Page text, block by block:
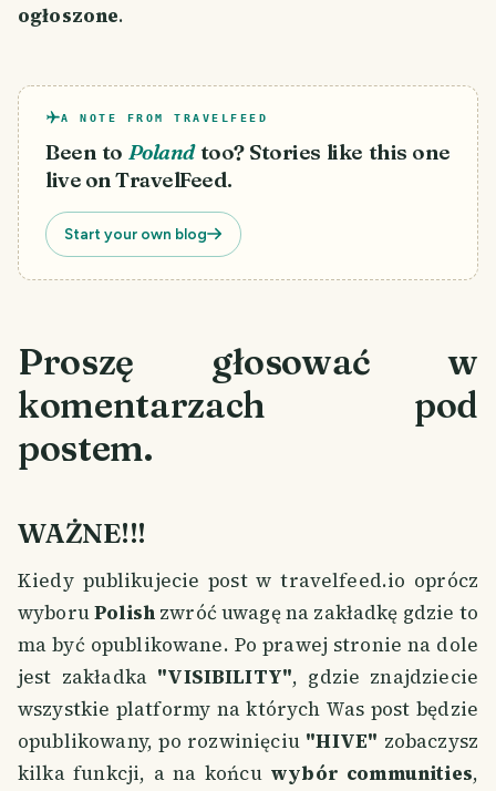
ogłoszone.
A NOTE FROM TRAVELFEED
Been to Poland too? Stories like this one
live on TravelFeed.
Start your own blog
Proszę głosować w
komentarzach pod
postem.
WAŻNE!!!
Kiedy publikujecie post w travelfeed.io oprócz
wyboruPolishzwróć uwagę na zakładkę gdzie to
ma być opublikowane. Po prawej stronie na dole
jest zakładka "VISIBILITY", gdzie znajdziecie
wszystkie platformy na których Was post będzie
opublikowany, po rozwinięciu "HIVE" zobaczysz
kilka funkcji, a na końcu wybór communities,